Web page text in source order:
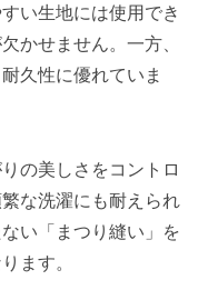
い生地には使用でき
かせません。一方、
久性に優れていま
の美しさをコントロ
な洗濯にも耐えられ
い「まつり縫い」を
ます。